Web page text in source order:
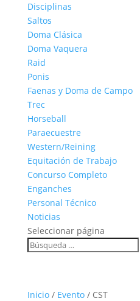
Disciplinas
Saltos
Doma Clásica
Doma Vaquera
Raid
Ponis
Faenas y Doma de Campo
Trec
Horseball
Paraecuestre
Western/Reining
Equitación de Trabajo
Concurso Completo
Enganches
Personal Técnico
Noticias
Seleccionar página
Inicio/ Evento/ CST